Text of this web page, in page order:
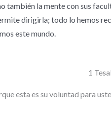
también la mente con sus
dirigirla; todo lo hemos
este mundo.
1
esta es su voluntad para